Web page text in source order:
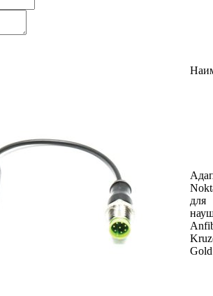
для